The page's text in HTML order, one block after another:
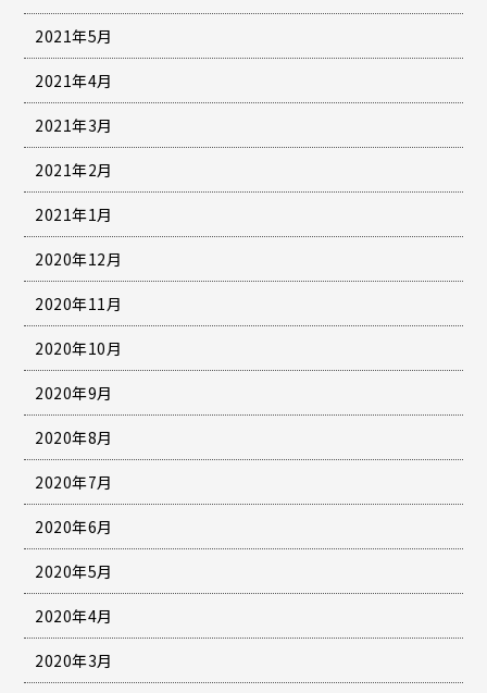
2021年5月
2021年4月
2021年3月
2021年2月
2021年1月
2020年12月
2020年11月
2020年10月
2020年9月
2020年8月
2020年7月
2020年6月
2020年5月
2020年4月
2020年3月